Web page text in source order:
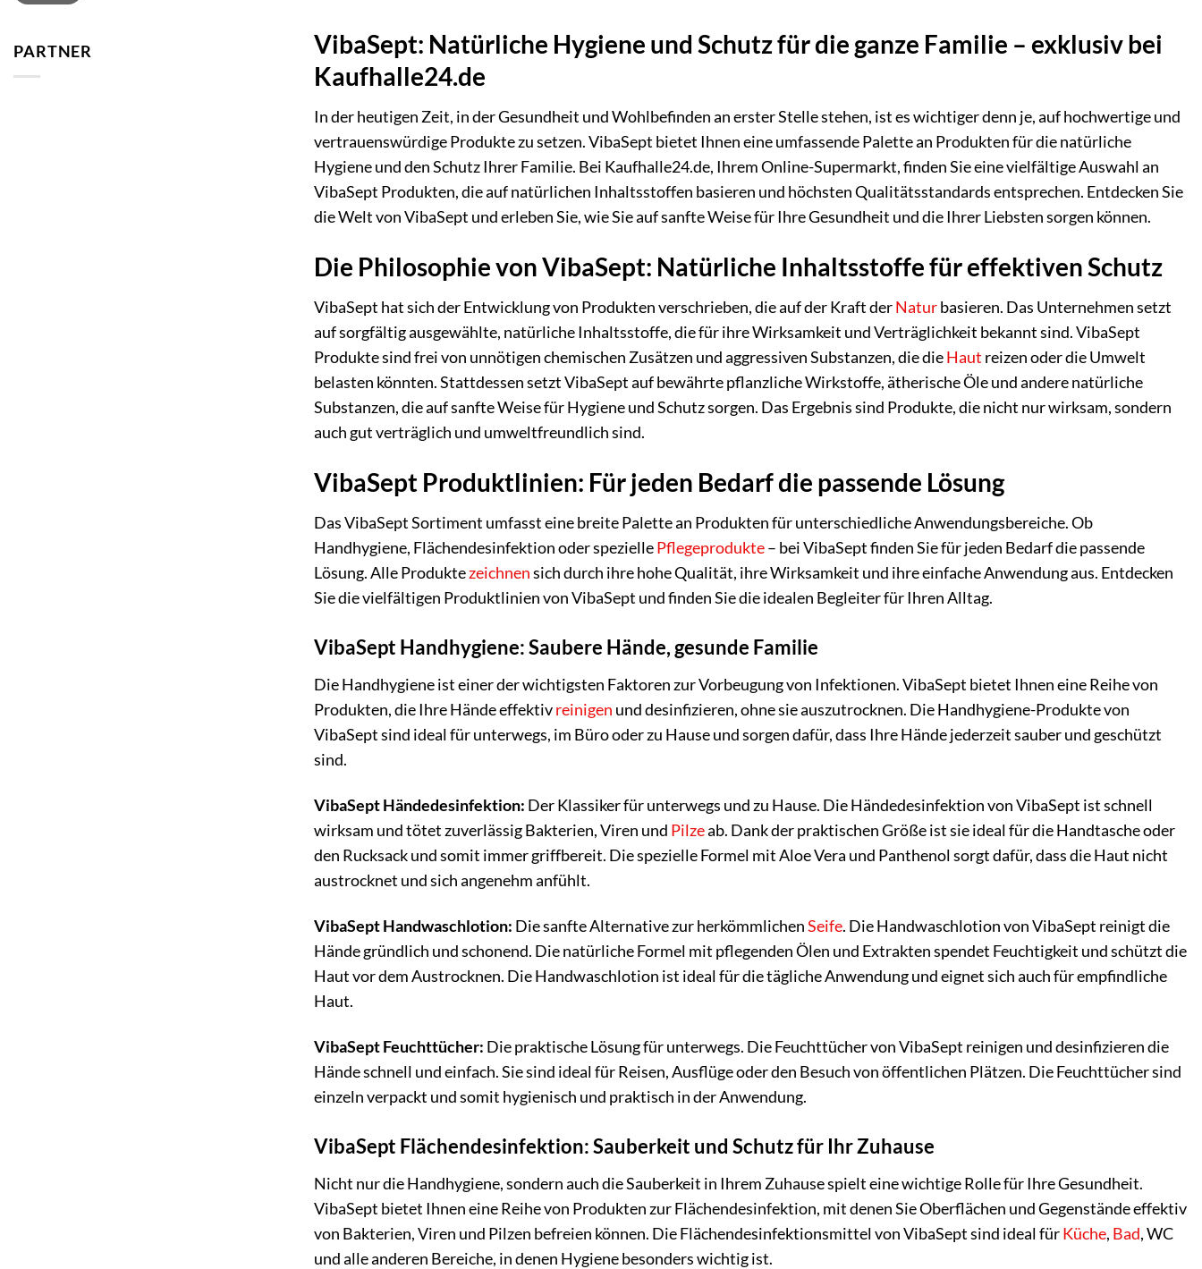
PARTNER
VibaSept: Natürliche Hygiene und Schutz für die ganze Familie – exklusiv bei
Kaufhalle24.de
In der heutigen Zeit, in der Gesundheit und Wohlbefinden an erster Stelle stehen, ist es wichtiger denn je, auf hochwertige und
vertrauenswürdige Produkte zu setzen. VibaSept bietet Ihnen eine umfassende Palette an Produkten für die natürliche
Hygiene und den Schutz Ihrer Familie. Bei Kaufhalle24.de, Ihrem Online-Supermarkt, finden Sie eine vielfältige Auswahl an
VibaSept Produkten, die auf natürlichen Inhaltsstoffen basieren und höchsten Qualitätsstandards entsprechen. Entdecken Sie
die Welt von VibaSept und erleben Sie, wie Sie auf sanfte Weise für Ihre Gesundheit und die Ihrer Liebsten sorgen können.
Die Philosophie von VibaSept: Natürliche Inhaltsstoffe für effektiven Schutz
VibaSept hat sich der Entwicklung von Produkten verschrieben, die auf der Kraft derNaturbasieren. Das Unternehmen setzt
auf sorgfältig ausgewählte, natürliche Inhaltsstoffe, die für ihre Wirksamkeit und Verträglichkeit bekannt sind. VibaSept
Produkte sind frei von unnötigen chemischen Zusätzen und aggressiven Substanzen, die dieHaut reizen oder die Umwelt
belasten könnten. Stattdessen setzt VibaSept auf bewährte pflanzliche Wirkstoffe, ätherische Öle und andere natürliche
Substanzen, die auf sanfte Weise für Hygiene und Schutz sorgen. Das Ergebnis sind Produkte, die nicht nur wirksam, sondern
auch gut verträglich und umweltfreundlich sind.
VibaSept Produktlinien: Für jeden Bedarf die passende Lösung
Das VibaSept Sortiment umfasst eine breite Palette an Produkten für unterschiedliche Anwendungsbereiche. Ob
Handhygiene, Flächendesinfektion oder speziellePflegeprodukte– bei VibaSept finden Sie für jeden Bedarf die passende
Lösung. Alle Produktezeichnensich durch ihre hohe Qualität, ihre Wirksamkeit und ihre einfache Anwendung aus. Entdecken
Sie die vielfältigen Produktlinien von VibaSept und finden Sie die idealen Begleiter für Ihren Alltag.
VibaSept Handhygiene: Saubere Hände, gesunde Familie
Die Handhygiene ist einer der wichtigsten Faktoren zur Vorbeugung von Infektionen. VibaSept bietet Ihnen eine Reihe von
Produkten, die Ihre Hände effektivreinigen und desinfizieren, ohne sie auszutrocknen. Die Handhygiene-Produkte von
VibaSept sind ideal für unterwegs, im Büro oder zu Hause und sorgen dafür, dass Ihre Hände jederzeit sauber und geschützt
sind.
VibaSept Händedesinfektion: Der Klassiker für unterwegs und zu Hause. Die Händedesinfektion von VibaSept ist schnell
wirksam und tötet zuverlässig Bakterien, Viren und Pilzeab. Dank der praktischen Größe ist sie ideal für die Handtasche oder
den Rucksack und somit immer griffbereit. Die spezielle Formel mit Aloe Vera und Panthenol sorgt dafür, dass die Haut nicht
austrocknet und sich angenehm anfühlt.
VibaSept Handwaschlotion: Die sanfte Alternative zur herkömmlichenSeife. Die Handwaschlotion von VibaSept reinigt die
Hände gründlich und schonend. Die natürliche Formel mit pflegenden Ölen und Extrakten spendet Feuchtigkeit und schützt die
Haut vor dem Austrocknen. Die Handwaschlotion ist ideal für die tägliche Anwendung und eignet sich auch für empfindliche
Haut.
VibaSept Feuchttücher: Die praktische Lösung für unterwegs. Die Feuchttücher von VibaSept reinigen und desinfizieren die
Hände schnell und einfach. Sie sind ideal für Reisen, Ausflüge oder den Besuch von öffentlichen Plätzen. Die Feuchttücher sind
einzeln verpackt und somit hygienisch und praktisch in der Anwendung.
VibaSept Flächendesinfektion: Sauberkeit und Schutz für Ihr Zuhause
Nicht nur die Handhygiene, sondern auch die Sauberkeit in Ihrem Zuhause spielt eine wichtige Rolle für Ihre Gesundheit.
VibaSept bietet Ihnen eine Reihe von Produkten zur Flächendesinfektion, mit denen Sie Oberflächen und Gegenstände effektiv
von Bakterien, Viren und Pilzen befreien können. Die Flächendesinfektionsmittel von VibaSept sind ideal fürKüche, Bad, WC
und alle anderen Bereiche, in denen Hygiene besonders wichtig ist.